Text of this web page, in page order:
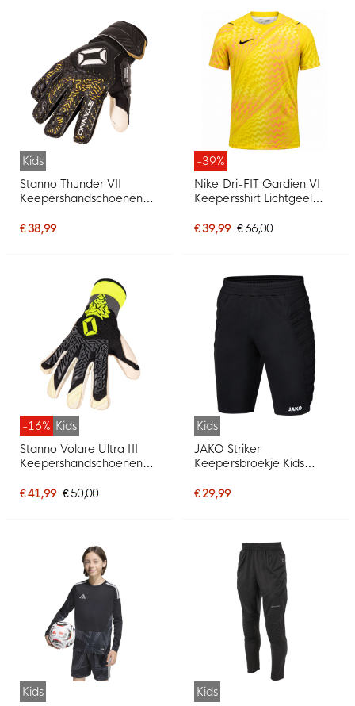
Kids
Stanno Thunder VII
Keepershandschoenen
€ 38,99
-39%
Nike Dri-FIT Gardien VI
Keepersshirt Lichtgeel
€ 39,99 € 66,00
-16% Kids
Stanno Volare Ultra III
Keepershandschoenen
€ 41,99 € 50,00
Kids
JAKO Striker
Keepersbroekje Kids
€ 29,99
Kids
Kids